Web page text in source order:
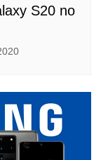
S20 no